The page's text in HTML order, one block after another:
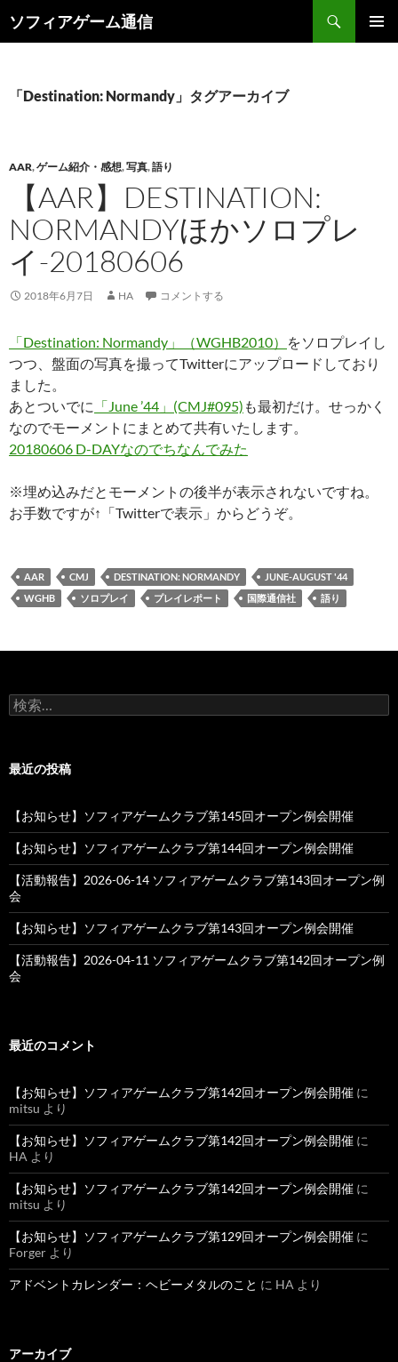
ソフィアゲーム通信
索
ン
キ
「Destination: Normandy」タグアーカイブ
AAR,ゲーム紹介・感想,写真,語り
【AAR】DESTINATION:
NORMANDYほかソロプレ
イ-20180606
2018年6月7日 HA コメントする
「Destination: Normandy」（WGHB2010）
をソロプレイし
つつ、盤面の写真を撮ってTwitterにアップロードしており
ました。
あとついでに 「June ’44」(CMJ#095) も最初だけ。せっかく
なのでモーメントにまとめて共有いたします。
20180606 D-DAYなのでちなんでみた
※埋め込みだとモーメントの後半が表示されないですね。
お手数ですが↑「Twitterで表示」からどうぞ。
AAR CMJ DESTINATION: NORMANDY
JUNE-AUGUST '44
WGHB
ソロプレイ プレイレポート 国際通信社 語り
検
索:
最近の投稿
【お知らせ】ソフィアゲームクラブ第145回オープン例会開催
【お知らせ】ソフィアゲームクラブ第144回オープン例会開催
【活動報告】2026-06-14 ソフィアゲームクラブ第143回オープン例
会
【お知らせ】ソフィアゲームクラブ第143回オープン例会開催
【活動報告】2026-04-11 ソフィアゲームクラブ第142回オープン例
会
最近のコメント
【お知らせ】ソフィアゲームクラブ第142回オープン例会開催 に
mitsu より
【お知らせ】ソフィアゲームクラブ第142回オープン例会開催 に
HA より
【お知らせ】ソフィアゲームクラブ第142回オープン例会開催 に
mitsu より
【お知らせ】ソフィアゲームクラブ第129回オープン例会開催 に
Forger より
アドベントカレンダー：ヘビーメタルのこと に HA より
アーカイブ